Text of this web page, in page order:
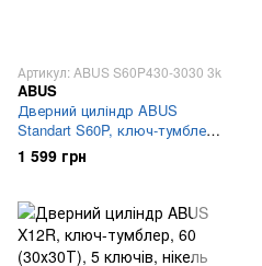
Артикул: ABUS S60P430-3030 3k
ABUS
Дверний циліндр ABUS
Standart S60P, ключ-тумблер,
60 (30х30Т), 3 ключі, нікель
1 599 грн